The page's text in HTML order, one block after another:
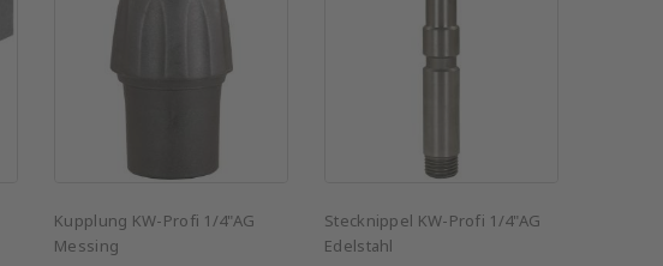
Kupplung KW-Profi 1/4"AG
Messing
Stecknippel KW-Profi 1/4"AG
Edelstahl